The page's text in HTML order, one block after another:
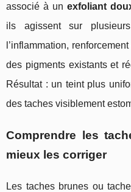
associé à un exfoliant
ils agissent sur
l’inflammation,
des pigments existants et
Résultat : un teint plus
des taches visiblement
Comprendre les
mieux les corriger
Les taches brunes ou